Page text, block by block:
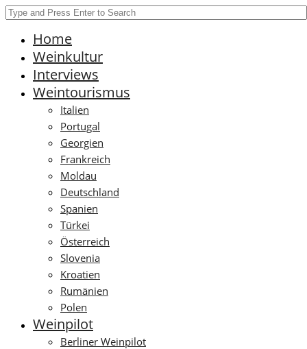
Home
Weinkultur
Interviews
Weintourismus
Italien
Portugal
Georgien
Frankreich
Moldau
Deutschland
Spanien
Türkei
Österreich
Slovenia
Kroatien
Rumänien
Polen
Weinpilot
Berliner Weinpilot